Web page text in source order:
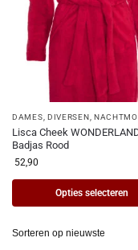
DAMES DIVERSEN
Lisca Cheek
Badjas Rood
52,90
Opties selecteren